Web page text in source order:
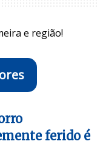
e região!
ferido é